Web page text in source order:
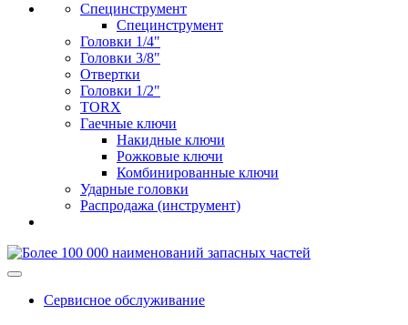
Специнструмент
Специнструмент
Головки 1/4"
Головки 3/8"
Отвертки
Головки 1/2"
TORX
Гаечные ключи
Накидные ключи
Рожковые ключи
Комбинированные ключи
Ударные головки
Распродажа (инструмент)
Сервисное обслуживание